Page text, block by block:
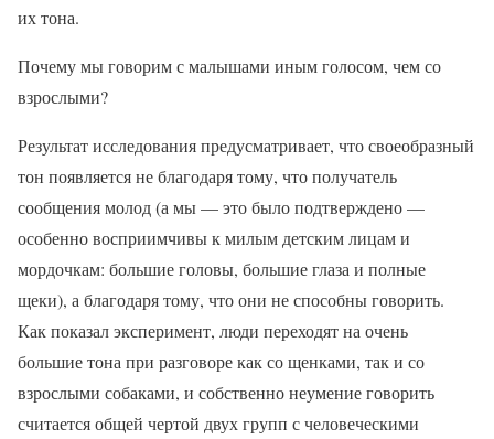
их тона.
Почему мы говорим с малышами иным голосом, чем со
взрослыми?
Результат исследования предусматривает, что своеобразный
тон появляется не благодаря тому, что получатель
сообщения молод (а мы — это было подтверждено —
особенно восприимчивы к милым детским лицам и
мордочкам: большие головы, большие глаза и полные
щеки), а благодаря тому, что они не способны говорить.
Как показал эксперимент, люди переходят на очень
большие тона при разговоре как со щенками, так и со
взрослыми собаками, и собственно неумение говорить
считается общей чертой двух групп с человеческими